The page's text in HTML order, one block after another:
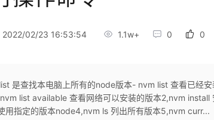
2022/02/23 16:53:54 1.1w+ 0 0
list 是查找本电脑上所有的node版本- nvm list 查看已经
list available 查看网络可以安装的版本2,nvm
用指定的版本node4,nvm ls 列出所有版本5,nvm curr...